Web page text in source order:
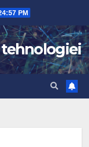
PM
tehnologiei